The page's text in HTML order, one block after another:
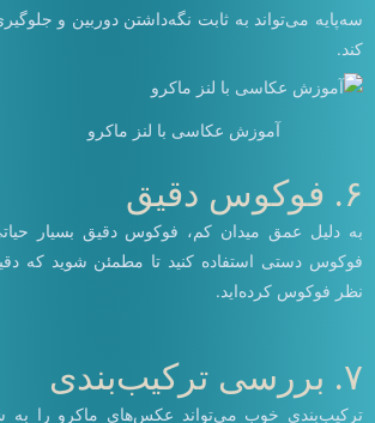
سه‌پایه می‌تواند به ثابت نگه‌داشتن دوربین و
کند.
آموزش عکاسی با لنز ماکرو
۶. فوکوس دقیق
به دلیل عمق میدان کم، فوکوس دقیق بسیار
فوکوس دستی استفاده کنید تا مطمئن شوید که
نظر فوکوس کرده‌اید.
۷. بررسی ترکیب‌بندی
ترکیب‌بندی خوب می‌تواند عکس‌های ماکرو را به